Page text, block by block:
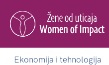
Ekonomija i tehnologija